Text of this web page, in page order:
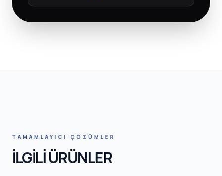
TAMAMLAYICI ÇÖZÜMLER
İLGİLİ ÜRÜNLER